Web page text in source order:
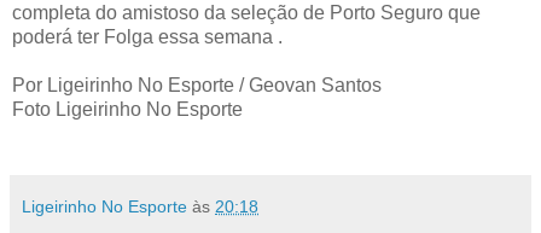
completa do amistoso da seleção de Porto Seguro que
poderá ter Folga essa semana .
Por Ligeirinho No Esporte / Geovan Santos
Foto Ligeirinho No Esporte
Ligeirinho No Esporte às 20:18